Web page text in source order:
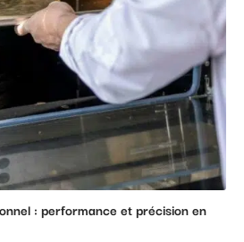
: performance et précision en